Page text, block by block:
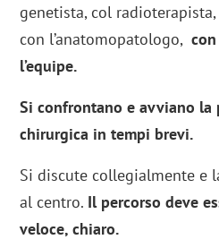
genetista, col
con l’anatomopatologo,
l’equipe.
Si confrontano e avviano la
chirurgica in tempi brevi.
Si discute collegialmente e
al centro. Il percorso deve
veloce, chiaro.